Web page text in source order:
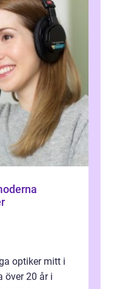
optiker mitt i
över 20 år i